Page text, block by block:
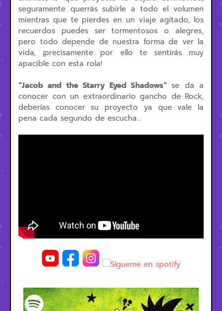
seguramente querrás subirle a todo el volumen
mientras que te pierdes en un viaje agitado, los
recuerdos puedes ser tormentosos o alegres,
pero todo depende de nuestra forma de ver la
vida, ¡precisamente por ello te sentirás muy
apacible con esta rola!
“Jacob and the Starry Eyed Shadows”se da a
conocer con un extraordinario gancho de Rock,
deberías conocer su proyecto ya que vale la
pena cada segundo de escucha…